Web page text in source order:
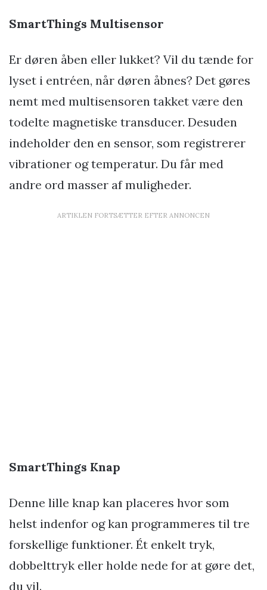
SmartThings Multisensor
Er døren åben eller lukket? Vil du tænde for
lyset i entréen, når døren åbnes? Det gøres
nemt med multisensoren takket være den
todelte magnetiske transducer. Desuden
indeholder den en sensor, som registrerer
vibrationer og temperatur. Du får med
andre ord masser af muligheder.
ARTIKLEN FORTSÆTTER EFTER ANNONCEN
SmartThings Knap
Denne lille knap kan placeres hvor som
helst indenfor og kan programmeres til tre
forskellige funktioner. Ét enkelt tryk,
dobbelttryk eller holde nede for at gøre det,
du vil.